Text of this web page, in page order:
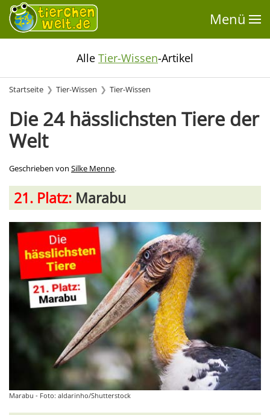
Menü
Alle Tier-Wissen-Artikel
Startseite Tier-Wissen Tier-Wissen
Die 24 hässlichsten Tiere der
Welt
Geschrieben von Silke Menne.
21. Platz: Marabu
Marabu - Foto: aldarinho/Shutterstock